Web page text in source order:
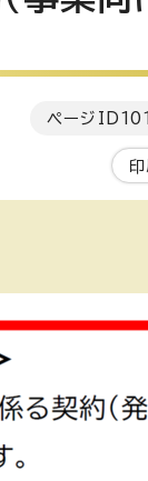
ページID
印